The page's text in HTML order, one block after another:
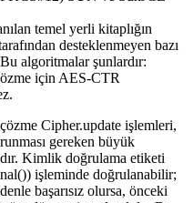
temel yerli kitaplığın
desteklenmeyen bazı
algoritmalar şunlardır:
için AES-CTR
Cipher.update işlemleri,
gereken büyük
Kimlik doğrulama etiketi
) işleminde doğrulanabilir;
başarısız olursa, önceki